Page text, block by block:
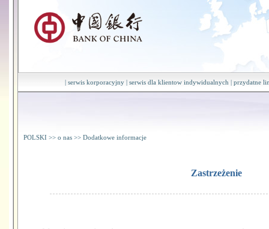
| serwis korporacyjny | serwis dla klientow indywidualnych | przydatne
POLSKI >> o nas >> Dodatkowe informacje
Zastrzeżenie